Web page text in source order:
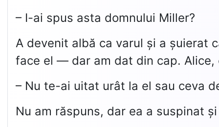
– I-ai spus asta domnului Miller?
A devenit albă ca varul și a șuierat
face el — dar am dat din cap.
– Nu te-ai uitat urât la el sau ceva
Nu am răspuns, dar ea a suspinat